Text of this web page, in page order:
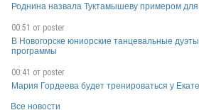
GER
GER
Роднина назвала Туктамышеву примером
00:51 от poster
В Новогорске юниорские танцевальные
программы
00:41 от poster
Мария Гордеева будет тренироваться у
Все новости